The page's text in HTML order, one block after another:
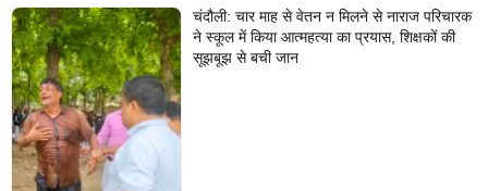
चंदौली: चार माह से वेतन न मिलने से नाराज परिचारक
ने स्कूल में किया आत्महत्या का प्रयास, शिक्षकों की
सूझबूझ से बची जान